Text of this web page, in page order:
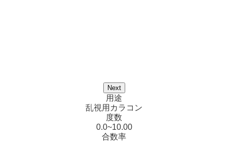
Next
用途
乱視用カラコン
度数
0.0~10.00
合数率